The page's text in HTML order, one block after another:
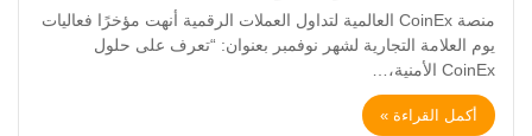
منصة CoinEx العالمية لتداول العملات الرقمية أنهت مؤخرًا فعاليات
يوم العلامة التجارية لشهر نوفمبر بعنوان: “تعرف على حلول
CoinEx الأمنية،…
أكمل القراءة »